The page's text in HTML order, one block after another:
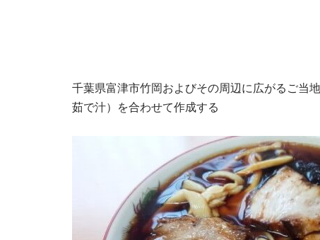
千葉県富津市竹岡およびその周辺に広がるご当
茹で汁）を合わせて作成する